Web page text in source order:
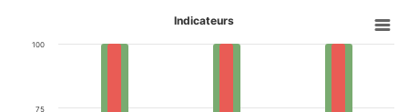
Indicateurs
75
100